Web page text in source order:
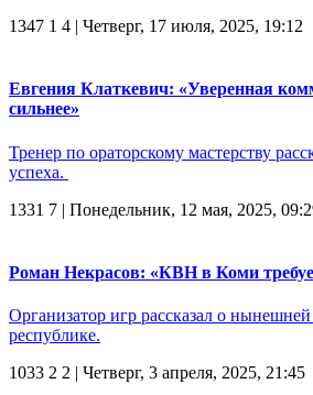
1347 1 4 | Четверг, 17 июля, 2025, 19:12
Евгения Клаткевич: «Уверенная
сильнее»
Тренер по ораторскому мастерству
успеха.
1331 7 | Понедельник, 12 мая, 2025,
Роман Некрасов: «КВН в Коми
Организатор игр рассказал о
республике.
1033 2 2 | Четверг, 3 апреля, 2025, 21:45